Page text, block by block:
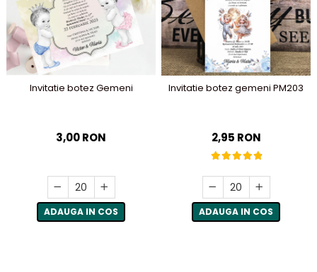
Invitatie botez Gemeni
3,00 RON
ADAUGA IN COS
Invitatie botez gemeni PM203
2,95 RON
ADAUGA IN COS